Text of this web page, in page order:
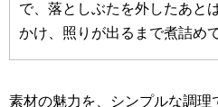
で、落としぶたを外したあと
かけ、照りが出るまで煮詰め
素材の魅力を、シンプルな調理